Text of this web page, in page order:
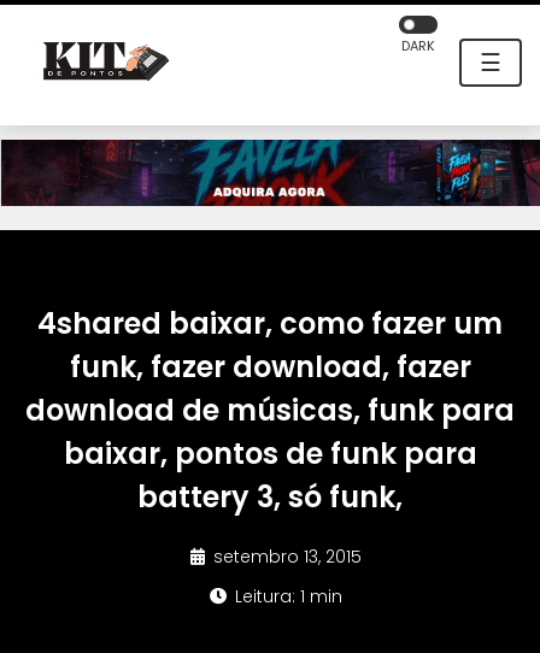
☰
DARK
4shared baixar, como fazer um
funk, fazer download, fazer
download de músicas, funk para
baixar, pontos de funk para
battery 3, só funk,
setembro 13, 2015
Leitura: 1 min